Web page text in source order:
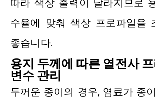
수율에 맞춰 색상 프로파일을
좋습니다.
용지 두께에 따른 열전사
변수 관리
두꺼운 종이의 경우, 염료가 종